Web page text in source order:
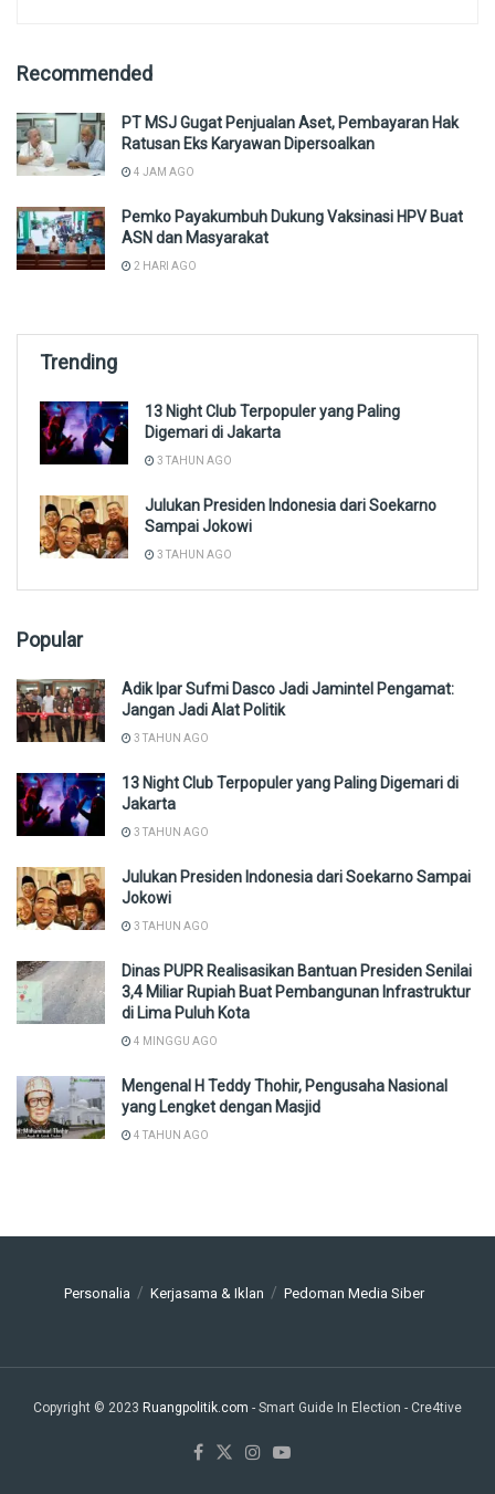
Recommended
PT MSJ Gugat Penjualan Aset, Pembayaran Hak
Ratusan Eks Karyawan Dipersoalkan
4 JAM AGO
Pemko Payakumbuh Dukung Vaksinasi HPV Buat
ASN dan Masyarakat
2 HARI AGO
Trending
13 Night Club Terpopuler yang Paling
Digemari di Jakarta
3 TAHUN AGO
Julukan Presiden Indonesia dari Soekarno
Sampai Jokowi
3 TAHUN AGO
Popular
Adik Ipar Sufmi Dasco Jadi Jamintel Pengamat:
Jangan Jadi Alat Politik
3 TAHUN AGO
13 Night Club Terpopuler yang Paling Digemari di
Jakarta
3 TAHUN AGO
Julukan Presiden Indonesia dari Soekarno Sampai
Jokowi
3 TAHUN AGO
Dinas PUPR Realisasikan Bantuan Presiden Senilai
3,4 Miliar Rupiah Buat Pembangunan Infrastruktur
di Lima Puluh Kota
4 MINGGU AGO
Mengenal H Teddy Thohir, Pengusaha Nasional
yang Lengket dengan Masjid
4 TAHUN AGO
Personalia Kerjasama & Iklan Pedoman Media Siber
Copyright © 2023 Ruangpolitik.com - Smart Guide In Election - Cre4tive